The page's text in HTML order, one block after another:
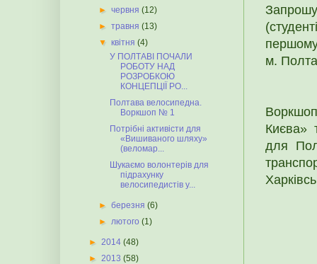
м.
Києва»
для
►червня(12)
►травня(13)
▼квітня(4)
У ПОЛТАВІ ПОЧАЛИ
РОБОТУ НАД
РОЗРОБКОЮ
КОНЦЕПЦІЇ РО...
Полтава велосипедна.
Воркшоп № 1
Потрібні активісти для
«Вишиваного шляху»
(веломар...
Шукаємо волонтерів для
підрахунку
велосипедистів у...
►березня(6)
►лютого(1)
► 2014 (48)
► 2013 (58)